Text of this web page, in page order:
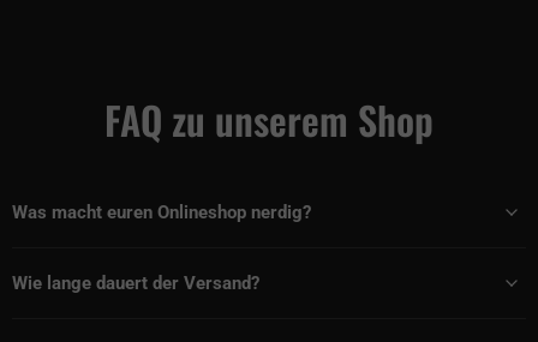
FAQ zu unserem Shop
Was macht euren Onlineshop nerdig?
Wie lange dauert der Versand?